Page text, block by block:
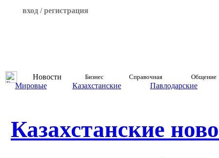
вход / регистрация
Новости Бизнес Справочная Общение
Мировые Казахстанские Павлодарские
Казахстанские